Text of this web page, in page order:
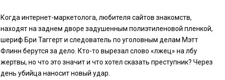
Когда интернет-маркетолога, любителя сайтов знакомств,
находят на заднем дворе задушенным полиэтиленовой пленкой,
шериф Бри Таггерт и следователь по уголовным делам Мэтт
Флинн берутся за дело. Кто-то вырезал слово «лжец» на лбу
жертвы, но что это значит и что хотел сказать преступник? Через
день убийца наносит новый удар.